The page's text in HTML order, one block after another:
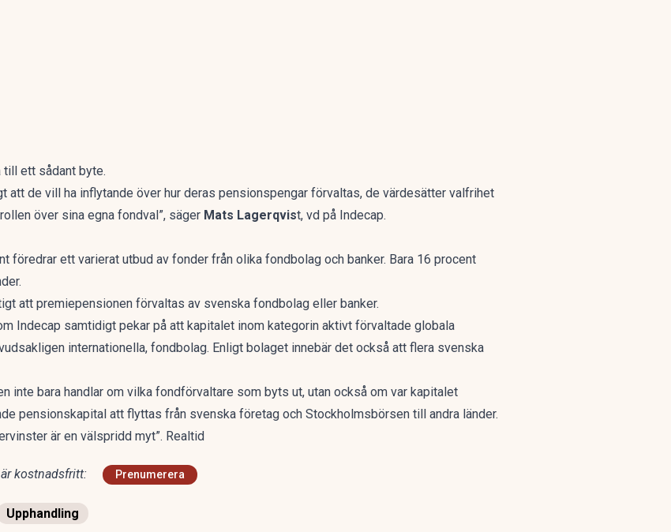
ett sådant byte.
att de vill ha inflytande över hur deras pensionspengar förvaltas, de värdesätter valfrihet
över sina egna fondval”, säger Mats Lagerqvist, vd på Indecap.
föredrar ett varierat utbud av fonder från olika fondbolag och banker. Bara 16 procent
att premiepensionen förvaltas av svenska fondbolag eller banker.
Indecap samtidigt pekar på att kapitalet inom kategorin aktivt förvaltade globala
internationella, fondbolag. Enligt bolaget innebär det också att flera svenska
inte bara handlar om vilka fondförvaltare som byts ut, utan också om var kapitalet
pensionskapital att flyttas från svenska företag och Stockholmsbörsen till andra länder.
är en välspridd myt”. Realtid
kostnadsfritt: Prenumerera
Upphandling